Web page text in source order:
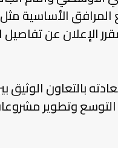
على جميع
الإعلان عن
بالتعاون الوثيق
وتطوير